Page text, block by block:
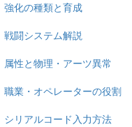
強化の種類と育成
戦闘システム解説
属性と物理・アーツ異常
職業・オペレーターの役割
シリアルコード入力方法